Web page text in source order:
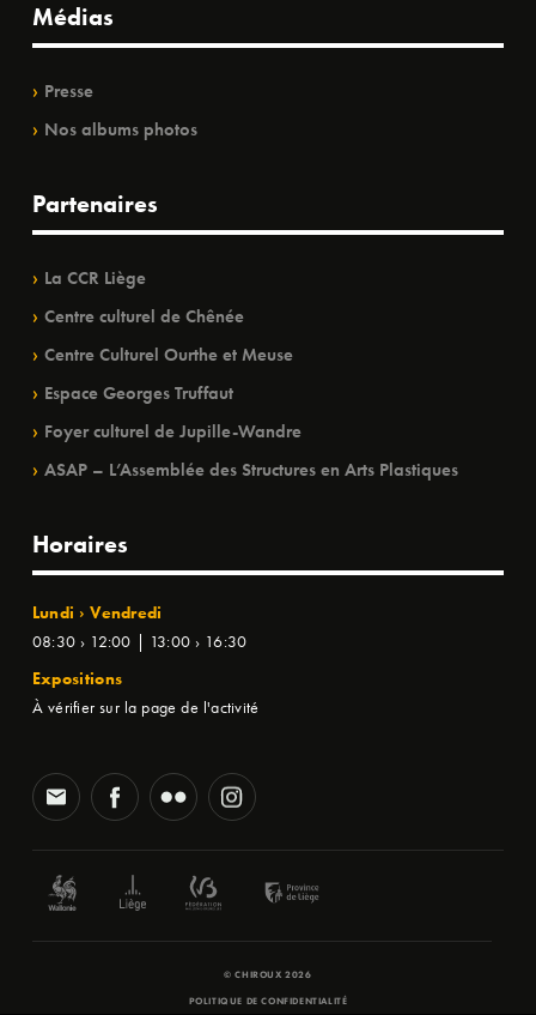
Médias
Presse
Nos albums photos
Partenaires
La CCR Liège
Centre culturel de Chênée
Centre Culturel Ourthe et Meuse
Espace Georges Truffaut
Foyer culturel de Jupille-Wandre
ASAP – L’Assemblée des Structures en Arts Plastiques
Horaires
Lundi › Vendredi
08:30 › 12:00 | 13:00 › 16:30
Expositions
À vérifier sur la page de l'activité
© CHIROUX 2026
POLITIQUE DE CONFIDENTIALITÉ